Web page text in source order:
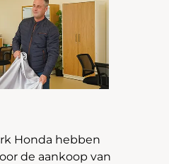
Honda hebben
de aankoop van